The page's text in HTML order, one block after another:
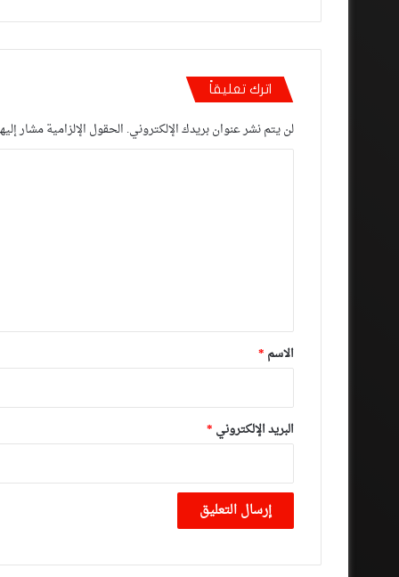
اترك تعليقاً
لن يتم نشر عنوان بريدك الإلكتروني.الحقول الإلزامية مشار
*
الاسم *
البريد الإلكتروني *